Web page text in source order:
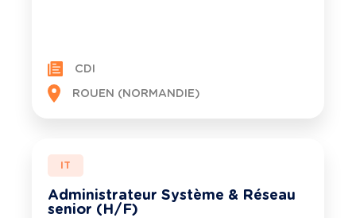
CDI
ROUEN (NORMANDIE)
IT
Administrateur Système & Réseau
senior (H/F)